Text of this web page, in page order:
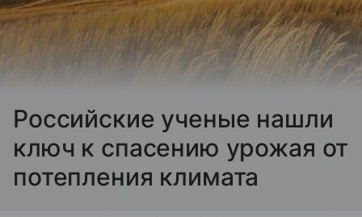
Российские ученые нашли
ключ к спасению урожая от
потепления климата